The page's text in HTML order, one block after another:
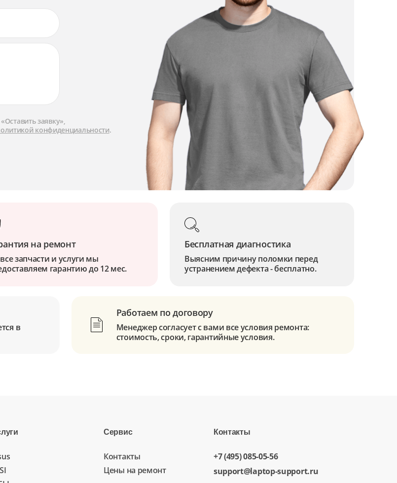
заявку»,
конфиденциальности.
на ремонт
запчасти и услуги мы
гарантию до 12 мес.
Бесплатная диагностика
Выясним причину поломки перед
устранением дефекта - бесплатно.
в
Работаем по договору
Менеджер согласует с вами все условия ремонта:
стоимость, сроки, гарантийные условия.
Сервис
Контакты
Цены на ремонт
Контакты
+7 (495) 085-05-56
support@laptop-support.ru